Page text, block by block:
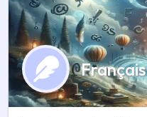
Français